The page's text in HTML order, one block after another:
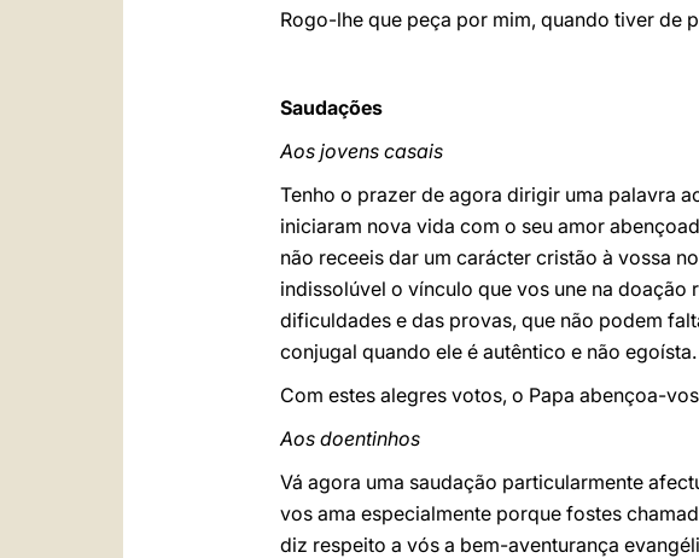
Rogo-lhe que peça por mim, quando tiver de
Saudações
Aos jovens casais
Tenho o prazer de agora dirigir uma palavra
iniciaram nova vida com o seu amor
não receeis dar um carácter cristão à vossa
indissolúvel o vínculo que vos une na
dificuldades e das provas, que não podem
conjugal quando ele é autêntico e não egoísta.
Com estes alegres votos, o Papa abençoa-
Aos doentinhos
Vá agora uma saudação particularmente
vos ama especialmente porque fostes
diz respeito a vós a bem-aventurança